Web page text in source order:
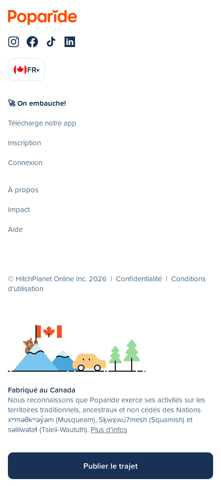
FR▾
🚀 On embauche!
Télécharge notre app
Inscription
Connexion
À propos
Impact
Aide
© HitchPlanet Online Inc. 2026 | Confidentialité | Conditions
d'utilisation
Fabriqué au Canada
Nous reconnaissons que Poparide exerce ses activités sur les
territoires traditionnels, ancestraux et non cédés des Nations
xʷməθkʷəy̓əm (Musqueam), Sḵwx̱wú7mesh (Squamish) et
səlilwətaɬ (Tsleil-Waututh). Plus d'infos